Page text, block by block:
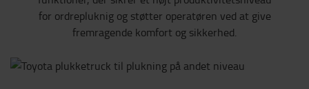
for ordrepluknig og støtter operatøren ved at give
fremragende komfort og sikkerhed.